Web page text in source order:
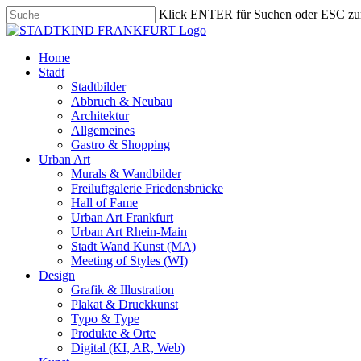
Skip
to
content
Klick ENTER für Suchen oder ESC
Close
search
Menu
Home
Stadt
Stadtbilder
Abbruch & Neubau
Architektur
Allgemeines
Gastro & Shopping
Urban Art
Murals & Wandbilder
Freiluftgalerie Friedensbrücke
Hall of Fame
Urban Art Frankfurt
Urban Art Rhein-Main
Stadt Wand Kunst (MA)
Meeting of Styles (WI)
Design
Grafik & Illustration
Plakat & Druckkunst
Typo & Type
Produkte & Orte
Digital (KI, AR, Web)